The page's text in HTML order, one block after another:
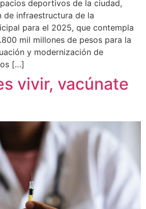
deportivos de la ciudad,
infraestructura de la
para el 2025, que contempla
mil millones de pesos para la
y modernización de
[…]
vivir, vacúnate